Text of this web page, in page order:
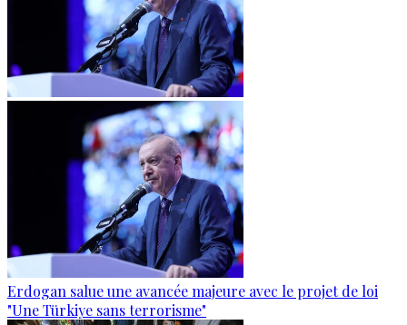
Erdogan salue une avancée majeure avec le projet de loi
"Une Türkiye sans terrorisme"